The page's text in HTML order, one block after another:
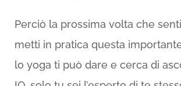
Perciò la prossima volta che
metti in pratica questa
lo yoga ti può dare e cerca di